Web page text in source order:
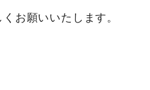
お願いいたします。